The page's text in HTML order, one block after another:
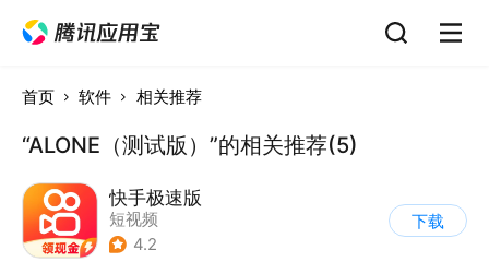
首页 软件 相关推荐
“ALONE（测试版）”的相关推荐(5)
快手极速版
短视频
4.2
下载